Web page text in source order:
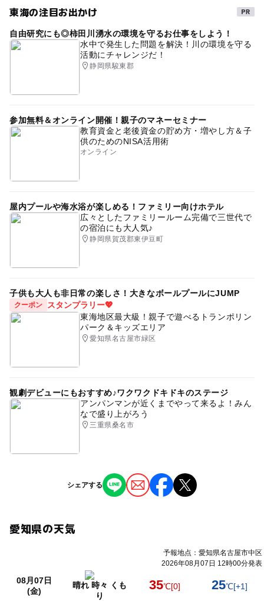
東海の注目お出かけ
自由研究にも◎柿田川湧水の環境を守るお仕事をしよう！
水中で発生した問題を解決！川の環境を守る
活動にチャレンジだ！
静岡県駿東郡
参加無料＆オンライン開催！親子のマネーセミナー
教育資金と老後資金の貯め方・増やし方＆子
供のためのNISA活用術
オンライン
屋内プールや海水浴が楽しめる！ファミリー向けホテル
広々としたファミリールーム完備で三世代で
の宿泊にも大人気♪
静岡県賀茂郡東伊豆町
子供も大人も非日常の楽しさ！大きなボールプールにJUMP
クーポン
スタンプラリー💖
東海地区最大級！親子で遊べるトランポリン
パーク＆キッズエリア
愛知県名古屋市緑区
観劇デビューにもおすすめ♪ワクワクドキドキのステージ
アンパンマンが近くまでやって来るよ！みん
なで盛り上がろう
三重県桑名市
シェアする
愛知県の天気
予報地点：愛知県名古屋市中区
2026年08月07日 12時00分発表
08月07日
(金)
晴れ 時々 くも
り
35℃[0] 25℃[+1]